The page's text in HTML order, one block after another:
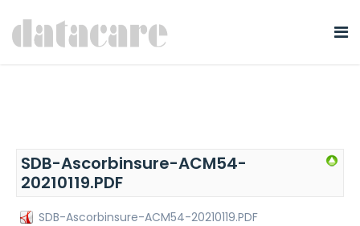
SDB-Ascorbinsure-ACM54-
20210119.PDF
SDB-Ascorbinsure-ACM54-20210119.PDF